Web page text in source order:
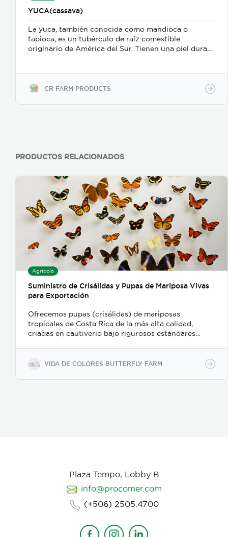
YUCA(cassava)
La yuca, también conocida como mandioca o
tapioca, es un tubérculo de raíz comestible
originario de América del Sur. Tienen una piel dura,
, producimos la variedad Valencia y Senorita
CR FARM PRODUCTS
PRODUCTOS RELACIONADOS
Agrícola
Suministro de Crisálidas y Pupas de Mariposa Vivas
para Exportación
Ofrecemos pupas (crisálidas) de mariposas
tropicales de Costa Rica de la más alta calidad,
criadas en cautiverio bajo rigurosos estándares
de eclosión (emergencia), ofreciendo un producto
mariposarios y jardines botánicos internacionales.
VIDA DE COLORES BUTTERFLY FARM
Plaza Tempo, Lobby B
info@procomer.com
(+506) 2505.4700